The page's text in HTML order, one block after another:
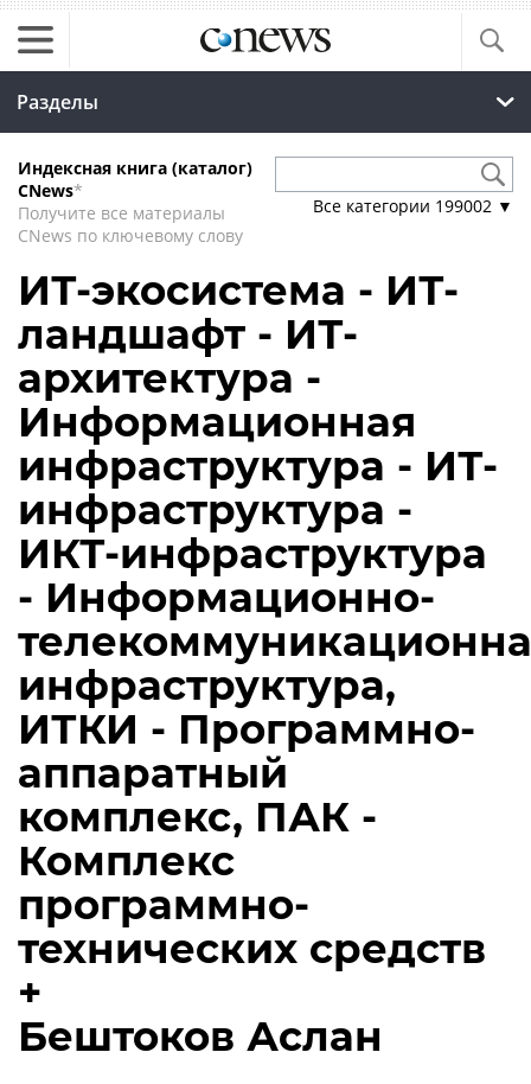
Разделы
Индексная книга (каталог)
CNews*
Получите все материалы
CNews по ключевому слову
Все категории 199002 ▼
ИТ-экосистема - ИТ-
ландшафт - ИТ-
архитектура -
Информационная
инфраструктура - ИТ-
инфраструктура -
ИКТ-инфраструктура
- Информационно-
инфраструктура,
ИТКИ - Программно-
аппаратный
комплекс, ПАК -
Комплекс
программно-
технических средств
+
Бештоков Аслан